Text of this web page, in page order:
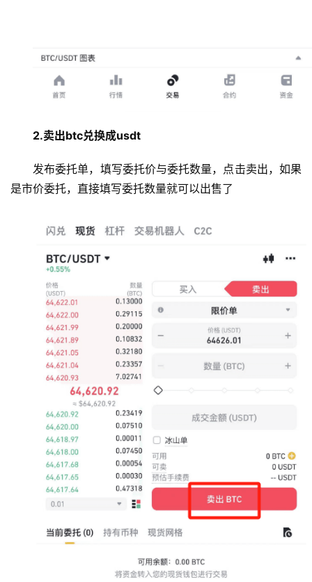
2.卖出btc兑换成usdt
发布委托单，填写委托价与委托数量，点击卖出，如果
是市价委托，直接填写委托数量就可以出售了